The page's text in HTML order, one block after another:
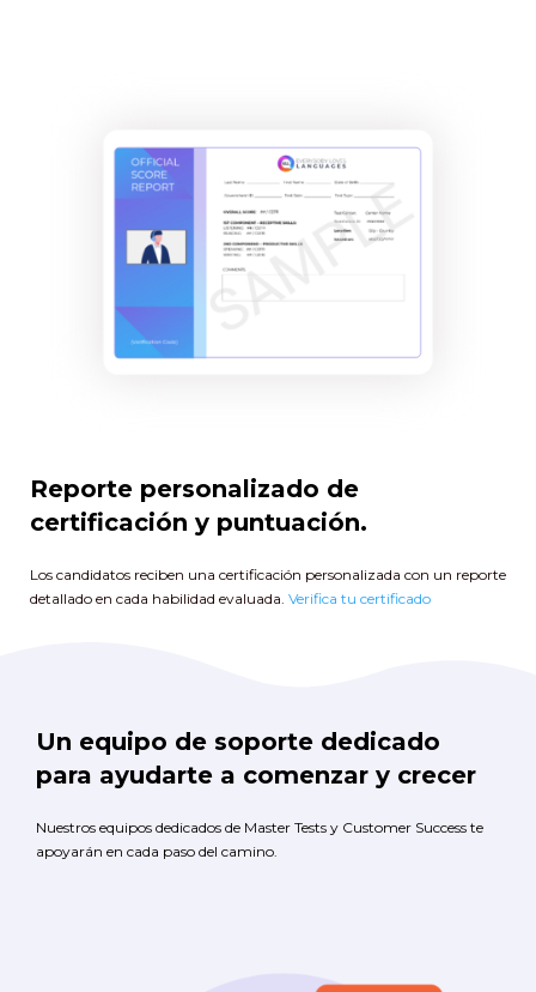
Reporte personalizado de
certificación y puntuación.
Los candidatos reciben una certificación personalizada con un reporte
detallado en cada habilidad evaluada. Verifica tu certificado
Un equipo de soporte dedicado
para ayudarte a comenzar y crecer
Nuestros equipos dedicados de Master Tests y Customer Success te
apoyarán en cada paso del camino.